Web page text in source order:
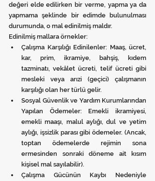
değeri elde edilirken bir verme, yapma ya da
yapmama şeklinde bir edimde bulunulması
durumunda, o mal edinilmiş maldır.
Edinilmiş mallara örnekler:
Çalışma Karşılığı Edinilenler: Maaş, ücret,
kar, prim, ikramiye, bahşiş, kıdem
tazminatı, vekâlet ücreti, telif ücreti gibi
mesleki veya arızi (geçici) çalışmanın
karşılığı olan her türlü gelir.
Sosyal Güvenlik ve Yardım Kurumlarından
Yapılan Ödemeler: Emekli ikramiyesi,
emekli maaşı, malul aylığı, dul ve yetim
aylığı, işsizlik parası gibi ödemeler. (Ancak,
toptan ödemelerde rejimin sona
ermesinden sonraki döneme ait kısım
kişisel mal sayılabilir).
Çalışma Gücünün Kaybı Nedeniyle